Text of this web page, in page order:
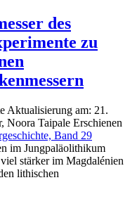
des
zu
Aktualisierung am: 21.
Noora Taipale Erschienen
Band 29
im Jungpaläolithikum
stärker im Magdalénien
lithischen